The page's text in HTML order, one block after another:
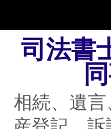
相続
不動産登記
司法書
相続、遺